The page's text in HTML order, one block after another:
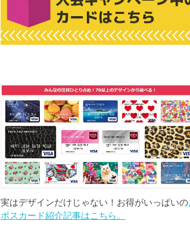
実はデザインだけじゃない！お得がいっぱいの
ポスカード紹介記事はこちら。